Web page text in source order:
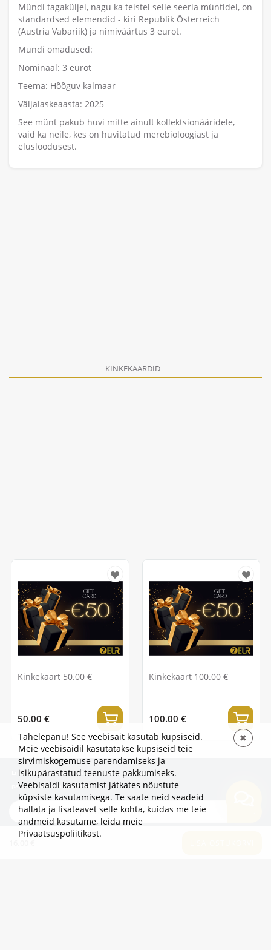
Mündi tagaküljel, nagu ka teistel selle seeria müntidel, on
standardsed elemendid - kiri Republik Österreich
(Austria Vabariik) ja nimiväärtus 3 eurot.
Mündi omadused:
Nominaal: 3 eurot
Teema: Hõõguv kalmaar
Väljalaskeaasta: 2025
See münt pakub huvi mitte ainult kollektsionääridele,
vaid ka neile, kes on huvitatud merebioloogiast ja
elusloodusest.
KINKEKAARDID
Kinkekaart 50.00 €
50.00 €
Kinkekaart 100.00 €
100.00 €
Liitu uudiskirjaga, et olla esimene, kes kuuleb
pakkumistest ja uudistest!
Tähelepanu! See veebisait kasutab küpsiseid.
Meie veebisaidil kasutatakse küpsiseid teie
sirvimiskogemuse parendamiseks ja
isikupärastatud teenuste pakkumiseks.
Veebisaidi kasutamist jätkates nõustute
küpsiste kasutamisega. Te saate neid seadeid
hallata ja lisateavet selle kohta, kuidas me teie
andmeid kasutame, leida meie
Privaatsuspoliitikast.
✖